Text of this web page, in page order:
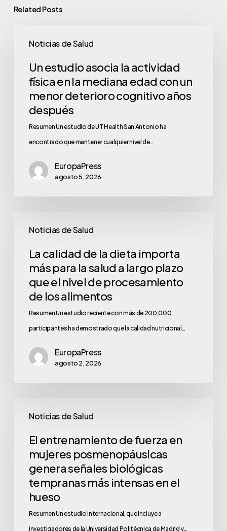
Related Posts
Noticias de Salud
Un estudio asocia la actividad
física en la mediana edad con un
menor deterioro cognitivo años
después
Resumen Un estudio de UT Health San Antonio ha
encontrado que mantener cualquier nivel de…
EuropaPress
agosto 5, 2026
Noticias de Salud
La calidad de la dieta importa
más para la salud a largo plazo
que el nivel de procesamiento
de los alimentos
Resumen Un estudio reciente con más de 200,000
participantes ha demostrado que la calidad nutricional…
EuropaPress
agosto 2, 2026
Noticias de Salud
El entrenamiento de fuerza en
mujeres posmenopáusicas
genera señales biológicas
tempranas más intensas en el
hueso
Resumen Un estudio internacional, que incluye a
investigadores de la Universidad Politécnica de Madrid y…